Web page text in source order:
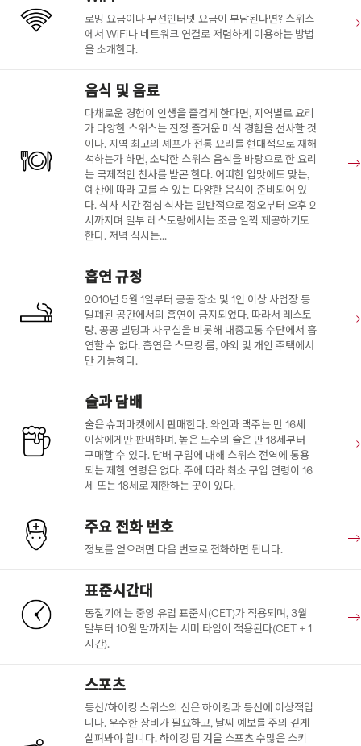
로밍 요금이나 무선인터넷 요금이 부담된다면? 스위스
에서 WiFi나 네트워크 연결로 저렴하게 이용하는 방법
을 소개한다.
음식 및 음료
다채로운 경험이 인생을 즐겁게 한다면, 지역별로 요리
가 다양한 스위스는 진정 즐거운 미식 경험을 선사할 것
이다. 지역 최고의 셰프가 전통 요리를 현대적으로 재해
석하는가 하면, 소박한 스위스 음식을 바탕으로 한 요리
는 국제적인 찬사를 받곤 한다. 어떠한 입맛에도 맞는,
예산에 따라 고를 수 있는 다양한 음식이 준비되어 있
다. 식사 시간 점심 식사는 일반적으로 정오부터 오후 2
시까지며 일부 레스토랑에서는 조금 일찍 제공하기도
한다. 저녁 식사는...
흡연 규정
2010년 5월 1일부터 공공 장소 및 1인 이상 사업장 등
밀폐된 공간에서의 흡연이 금지되었다. 따라서 레스토
랑, 공공 빌딩과 사무실을 비롯해 대중교통 수단에서 흡
연할 수 없다. 흡연은 스모킹 룸, 야외 및 개인 주택에서
만 가능하다.
술과 담배
술은 슈퍼마켓에서 판매한다. 와인과 맥주는 만 16세
이상에게만 판매하며. 높은 도수의 술은 만 18세부터
구매할 수 있다. 담배 구입에 대해 스위스 전역에 통용
되는 제한 연령은 없다. 주에 따라 최소 구입 연령이 16
세 또는 18세로 제한하는 곳이 있다.
주요 전화 번호
정보를 얻으려면 다음 번호로 전화하면 됩니다.
표준시간대
동절기에는 중앙 유럽 표준시(CET)가 적용되며, 3월
말부터 10월 말까지는 서머 타임이 적용된다(CET + 1
시간).
스포츠
등산/하이킹 스위스의 산은 하이킹과 등산에 이상적입
니다. 우수한 장비가 필요하고, 날씨 예보를 주의 깊게
살펴봐야 합니다. 하이킹 팁 겨울 스포츠 수많은 스키